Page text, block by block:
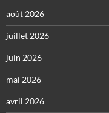
août 2026
juillet 2026
juin 2026
mai 2026
avril 2026